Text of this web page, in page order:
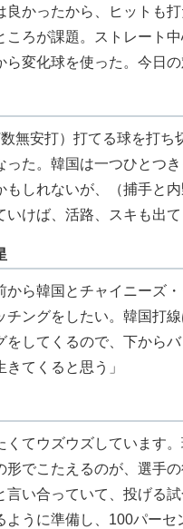
良かったから、ヒットも
ころが課題。ストレート
ら変化球を使った。今日
数無安打）打てる球を打
った。韓国は一つひとつ
もしれないが、（捕手と
いけば、活路、スキも出
から韓国とチャイニーズ
チングをしたい。韓国打
をしてくるので、下から
きてくると思う」
くてウズウズしています
形でこたえるのが、選手
言い合っていて、投げる
ように準備し、100パー